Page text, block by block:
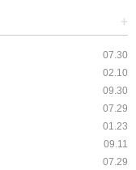
+
07.30
02.10
09.30
07.29
01.23
09.11
07.29